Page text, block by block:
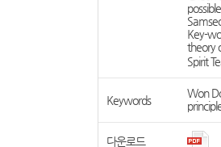
Key-
theory
Spirit
Keywords
Won
다운로드